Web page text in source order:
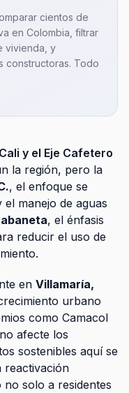
cientos de
en Colombia, filtrar
vivienda, y
constructoras. Todo
y el Eje Cafetero
la región, pero la
, el enfoque se
manejo de aguas
, el énfasis
reducir el uso de
en Villamaría,
urbano
como Camacol
afecte los
sostenibles aquí se
reactivación
solo a residentes